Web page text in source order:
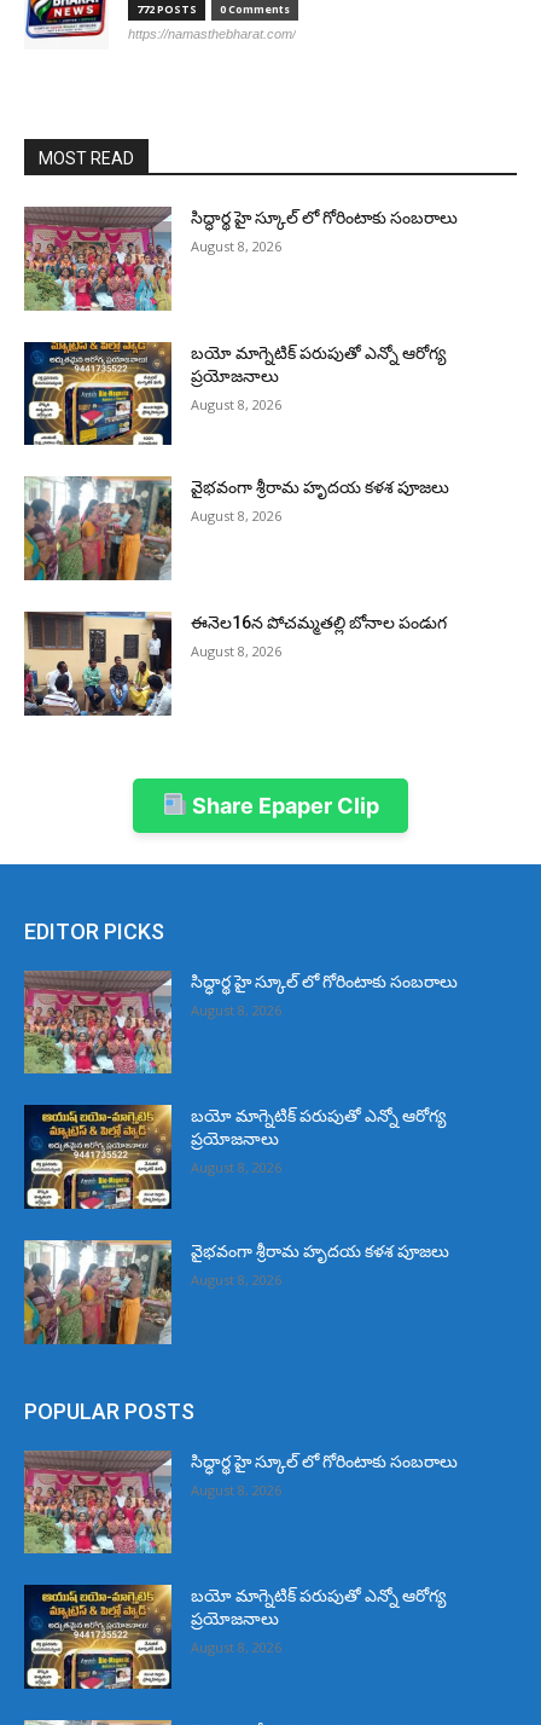
772 POSTS 0 Comments
https://namasthebharat.com/
MOST READ
సిద్ధార్థ హై స్కూల్ లో గోరింటాకు సంబరాలు
August 8, 2026
బయో మాగ్నెటిక్ పరుపుతో ఎన్నో ఆరోగ్య
ప్రయోజనాలు
August 8, 2026
వైభవంగా శ్రీరామ హృదయ కళశ పూజలు
August 8, 2026
ఈనెల16న పోచమ్మతల్లి బోనాల పండుగ
August 8, 2026
Share Epaper Clip
EDITOR PICKS
సిద్ధార్థ హై స్కూల్ లో గోరింటాకు సంబరాలు
August 8, 2026
బయో మాగ్నెటిక్ పరుపుతో ఎన్నో ఆరోగ్య
ప్రయోజనాలు
August 8, 2026
వైభవంగా శ్రీరామ హృదయ కళశ పూజలు
August 8, 2026
POPULAR POSTS
సిద్ధార్థ హై స్కూల్ లో గోరింటాకు సంబరాలు
August 8, 2026
బయో మాగ్నెటిక్ పరుపుతో ఎన్నో ఆరోగ్య
ప్రయోజనాలు
August 8, 2026